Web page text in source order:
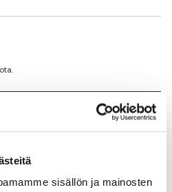
sisällön ja mainosten